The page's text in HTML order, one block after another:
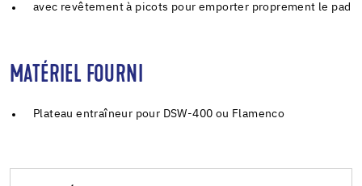
avec revêtement à picots pour emporter proprement le pad
MATÉRIEL FOURNI
Plateau entraîneur pour DSW-400 ou Flamenco